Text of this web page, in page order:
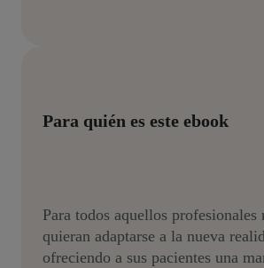
Para quién es este ebook
Para todos aquellos profesionales
quieran adaptarse a la nueva
ofreciendo a sus pacientes una